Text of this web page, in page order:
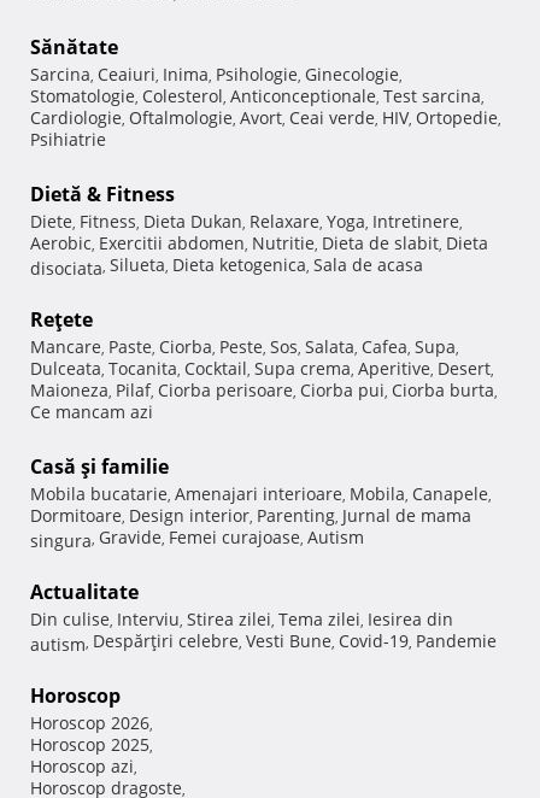
Sănătate
Sarcina, Ceaiuri, Inima, Psihologie, Ginecologie,
Stomatologie, Colesterol, Anticonceptionale, Test sarcina,
Cardiologie, Oftalmologie, Avort, Ceai verde, HIV, Ortopedie,
Psihiatrie
Dietă & Fitness
Diete, Fitness, Dieta Dukan, Relaxare, Yoga, Intretinere,
Aerobic, Exercitii abdomen, Nutritie, Dieta de slabit, Dieta
disociata, Silueta, Dieta ketogenica, Sala de acasa
Reţete
Mancare, Paste, Ciorba, Peste, Sos, Salata, Cafea, Supa,
Dulceata, Tocanita, Cocktail, Supa crema, Aperitive, Desert,
Maioneza, Pilaf, Ciorba perisoare, Ciorba pui, Ciorba burta,
Ce mancam azi
Casă şi familie
Mobila bucatarie, Amenajari interioare, Mobila, Canapele,
Dormitoare, Design interior, Parenting, Jurnal de mama
singura, Gravide, Femei curajoase, Autism
Actualitate
Din culise, Interviu, Stirea zilei, Tema zilei, Iesirea din
autism, Despărţiri celebre, Vesti Bune, Covid-19, Pandemie
Horoscop
Horoscop 2026,
Horoscop 2025,
Horoscop azi,
Horoscop dragoste,